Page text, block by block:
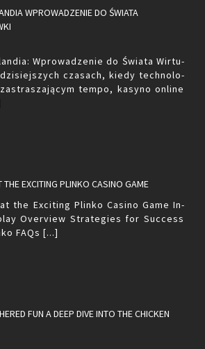
WPROWADZENIE DO ŚWIATA
Wpro­wa­dze­nie do Świa­ta Wir­tu­
cza­sach, kiedy tech­no­lo­
tempo, ka­sy­no on­li­ne
EXCITING PLINKO CASINO GAME
the Exci­ting Plin­ko Ca­si­no Game In­
Ove­rview Stra­te­gies for Suc­cess
FAQs [...]
FUN A DEEP DIVE INTO THE CHICKEN